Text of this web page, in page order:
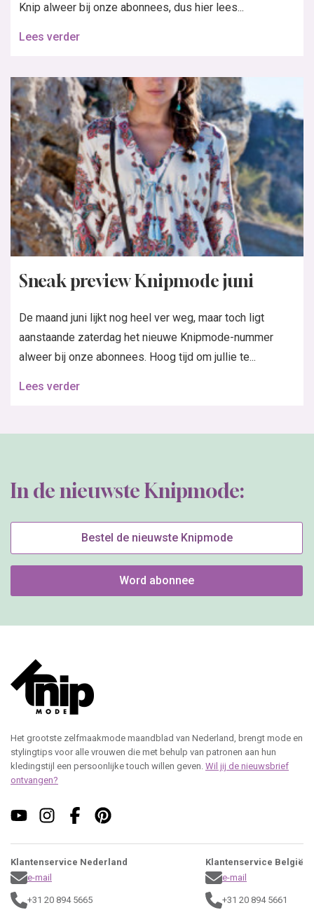
Knip alweer bij onze abonnees, dus hier lees...
Lees verder
Sneak preview Knipmode juni
De maand juni lijkt nog heel ver weg, maar toch ligt
aanstaande zaterdag het nieuwe Knipmode-nummer
alweer bij onze abonnees. Hoog tijd om jullie te...
Lees verder
In de nieuwste Knipmode:
Bestel de nieuwste Knipmode
Word abonnee
Het grootste zelfmaakmode maandblad van Nederland, brengt mode en
stylingtips voor alle vrouwen die met behulp van patronen aan hun
kledingstijl een persoonlijke touch willen geven. Wil jij de nieuwsbrief
ontvangen?
Klantenservice Nederland
e-mail
+31 20 894 5665
Klantenservice België
e-mail
+31 20 894 5661